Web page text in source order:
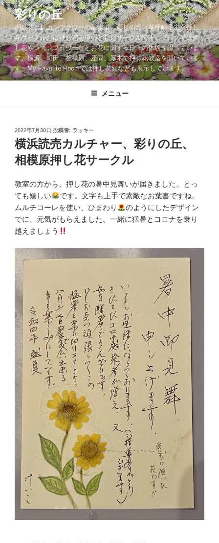
コ
ン
テ
ン
ツ
へ
ス
彩りの丘
押し花とレカンフラワーの散歩道。彩りの丘（草部睦子主宰押し
花サークル）は押し花を中心としたサークルです。ブログでは押
し花やレカンフラワーなどお花に関する日々の体験を綴っていま
す。横浜、町田、相模原、座間、厚木で押し花教室を開いていま
す。My Favorite Roomでは押し花額なども展示しています。
メニュー
投
稿
日:
2022年7月30日 投稿者: ラッキー
横浜読売カルチャー、彩りの丘、
相模原押し花サークル
教室の方から、押し花の暑中見舞いが届きました。とっ
ても嬉しい
です。文字も上手で素敵なお葉書ですね。
ムルチコーレを使い、ひまわり
のようにしたデザイン
でに、元気がもらえました。一緒に猛暑とコロナを乗り
越えましょう